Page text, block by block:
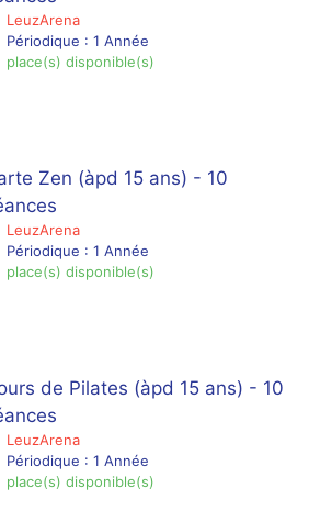
LeuzArena
Périodique : 1 Année
place(s) disponible(s)
Zen (àpd 15 ans) - 10
LeuzArena
Périodique : 1 Année
place(s) disponible(s)
de Pilates (àpd 15 ans) - 10
LeuzArena
Périodique : 1 Année
place(s) disponible(s)